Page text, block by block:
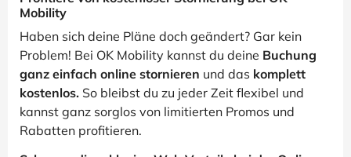
Mobility
Haben sich deine Pläne doch geändert? Gar kein
Problem! Bei OK Mobility kannst du deine Buchung
ganz einfach online stornieren und das komplett
kostenlos. So bleibst du zu jeder Zeit flexibel und
kannst ganz sorglos von limitierten Promos und
Rabatten profitieren.